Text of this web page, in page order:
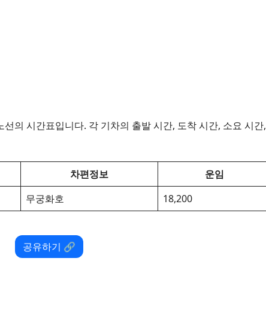
의 시간표입니다. 각 기차의 출발 시간, 도착 시간, 소요 시간,
차편정보
운임
무궁화호 18,200
공유하기 🔗